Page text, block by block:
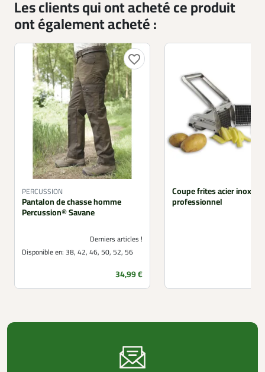
Les clients qui ont acheté ce produit
ont également acheté :
favorite_border
PERCUSSION
Pantalon de chasse homme
Percussion® Savane
Derniers articles !
Disponible en: 38, 42, 46, 50, 52, 56
Prix
34,99 €
Coupe frites acier
professionnel